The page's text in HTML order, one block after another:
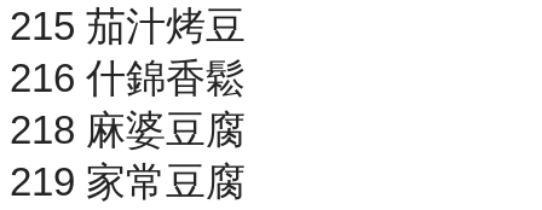
215 茄汁烤豆
216 什錦香鬆
218 麻婆豆腐
219 家常豆腐